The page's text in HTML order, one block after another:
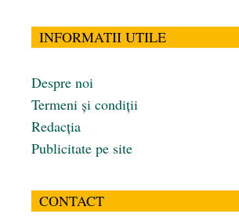
INFORMATII UTILE
Despre noi
Termeni și condiții
Redacția
Publicitate pe site
CONTACT